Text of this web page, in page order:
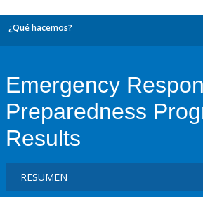
¿Qué hacemos?
Emergency
Preparedness
Results